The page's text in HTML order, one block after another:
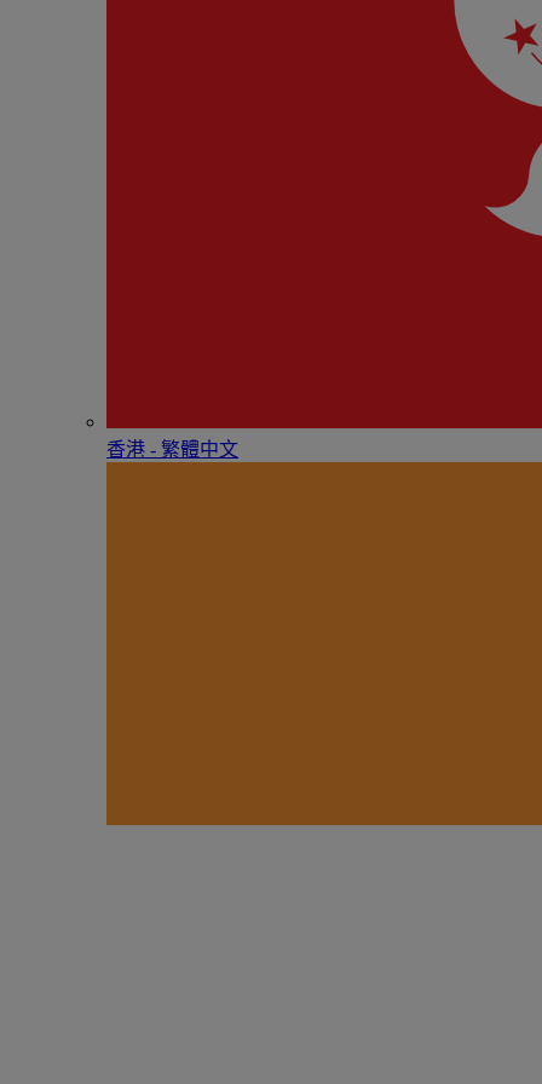
香港 - 繁體中文